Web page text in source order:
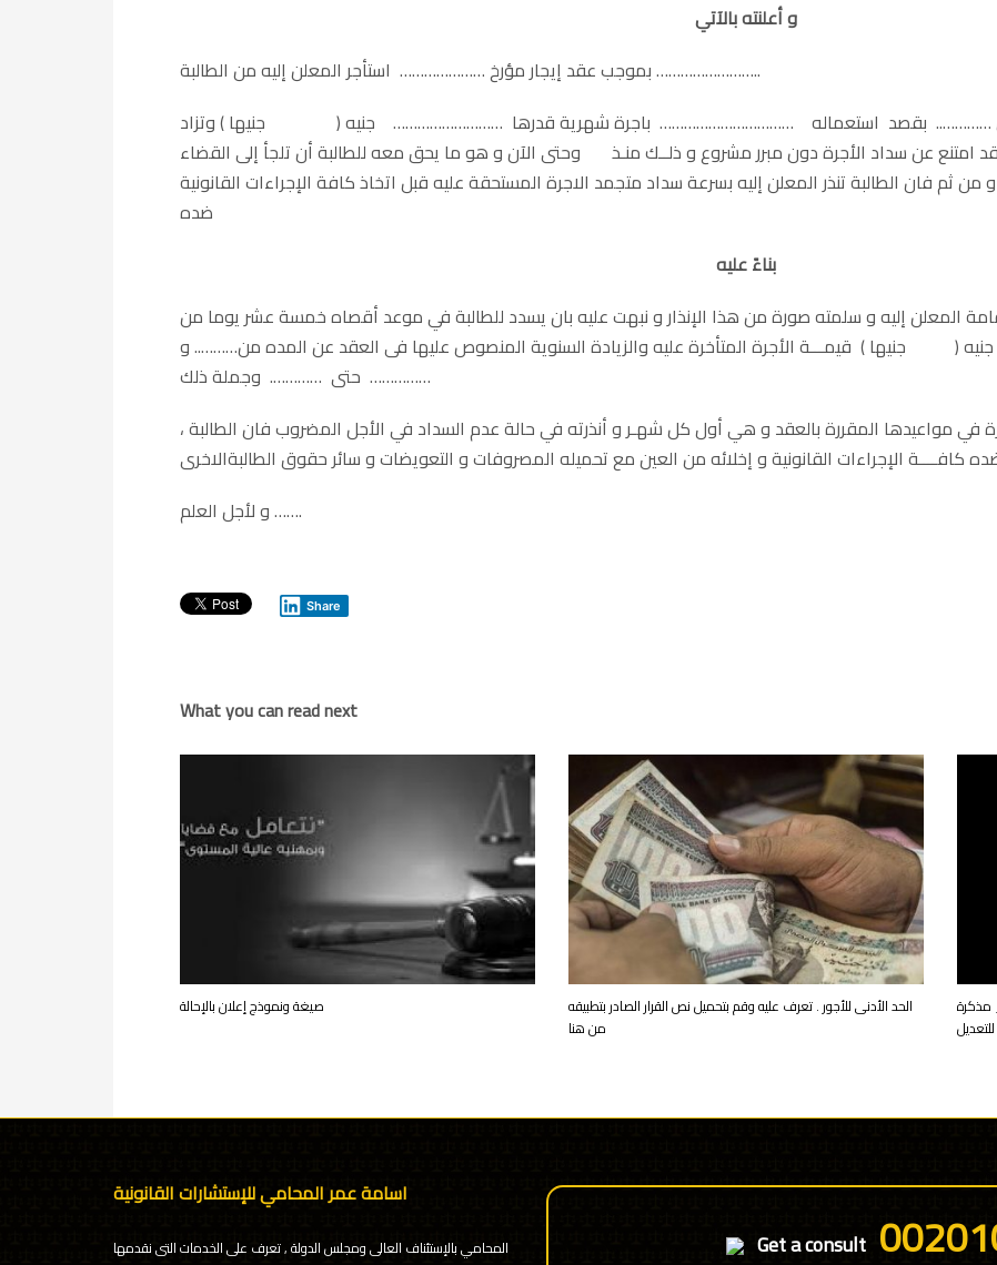
و أعلنته بالآتي
بموجب عقد إيجار مؤرخ ………………… استأجر المعلن إليه من الطالبة ……………………..
………….. بقصد استعماله …………………………… باجرة شهرية قدرها ……………………… جنيه ( جنيها ) وتزاد
امتنع عن سداد الأجرة دون مبرر مشروع و ذلــك منـذ وحتى الآن و هو ما يحق معه للطالبة أن تلجأ إلى القضاء
ثم فان الطالبة تنذر المعلن إليه بسرعة سداد متجمد الاجرة المستحقة عليه قبل اتخاذ كافة الإجراءات القانونية
ضده
بناءً عليه
المعلن إليه و سلمته صورة من هذا الإنذار و نبهت عليه بان يسدد للطالبة في موعد أقصاه خمسة عشر يوما من
جنيه ( جنيها ) قيمـــة الأجرة المتأخرة عليه والزيادة السنوية المنصوص عليها فى العقد عن المده من……….. و
حتى …………. وجملة ذلك ……………
، مـع تحذيره من تكرار الامتناع عن سداد الأجرة في مواعيدها المقررة بالعقد و هي أول كل شهـر و أنذرته في حالة عدم السداد في الأجل المضروب فان الطالبة
و لأجل العلم …….
Share
What you can read next
صيغة ونموذج إعلان بالإحالة
الحد الأدنى للأجور . تعرف عليه وقم بتحميل نص القرار الصادر بتطبيقه
من هنا
_ مذكرة
اسامة عمر المحامي للإستشارات القانونية
المحامي بالإستئناف العالى ومجلس الدولة , تعرف على الخدمات التى نقدمها Get a consult